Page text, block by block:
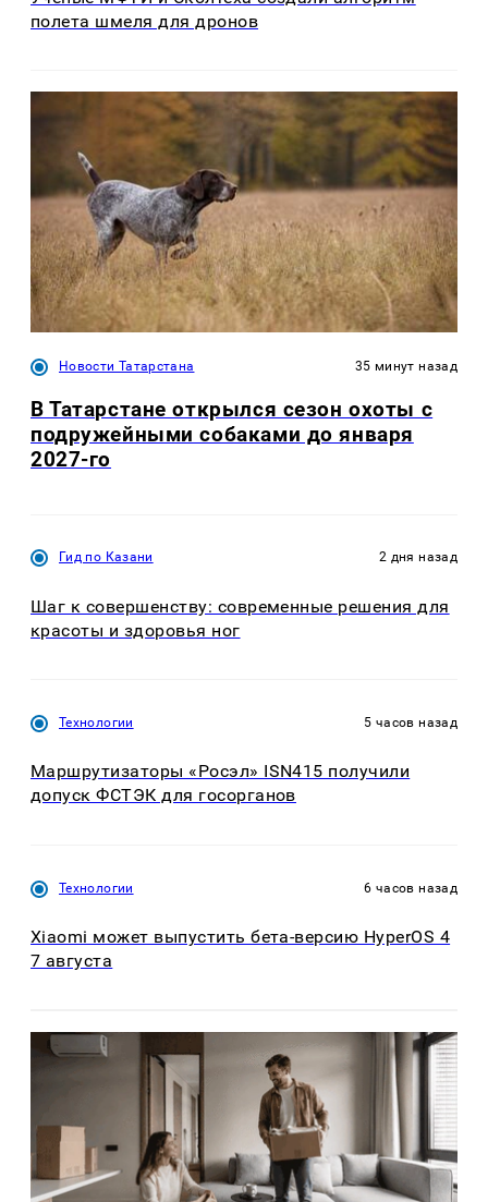
полета шмеля для дронов
Новости Татарстана 35 минут назад
В Татарстане открылся сезон охоты с
подружейными собаками до января
2027-го
Гид по Казани 2 дня назад
Шаг к совершенству: современные решения для
красоты и здоровья ног
Технологии 5 часов назад
Маршрутизаторы «Росэл» ISN415 получили
допуск ФСТЭК для госорганов
Технологии 6 часов назад
Xiaomi может выпустить бета-версию HyperOS 4
7 августа